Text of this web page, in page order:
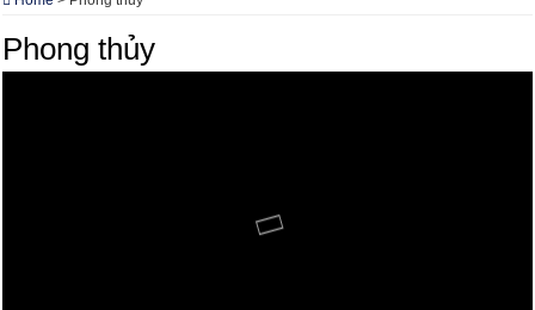
Phòng công chứng tại Chơn Thành – Bình Phước
Phòng công chứng tại Đồng Phú – Bình Phước
Phong thủy